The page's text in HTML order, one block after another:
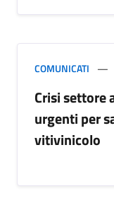
COMUNICATI
Crisi settore
urgenti per
vitivinicolo